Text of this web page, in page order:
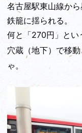
名古屋駅東山線か
鉄籠に揺られる。
何と「270円」とい
穴蔵（地下）で移
ゃ。